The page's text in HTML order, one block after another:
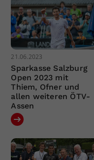
21.06.2023
Sparkasse Salzburg
Open 2023 mit
Thiem, Ofner und
allen weiteren ÖTV-
Assen